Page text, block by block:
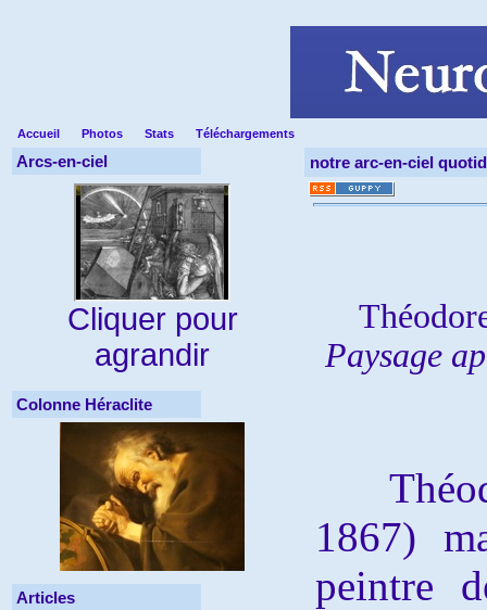
Accueil Photos Stats Téléchargements
Arcs-en-ciel
Cliquer pour
agrandir
Colonne Héraclite
Articles
notre arc-en-ciel
Paysage
1867)
peintre